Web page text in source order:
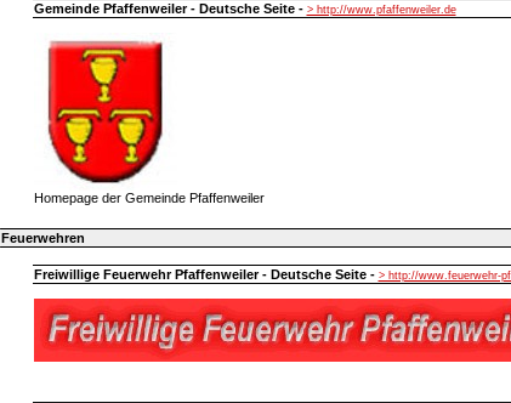
Gemeinde Pfaffenweiler - Deutsche Seite - > http://www.pfaffenweiler.de
Homepage der Gemeinde Pfaffenweiler
Feuerwehren
Freiwillige Feuerwehr Pfaffenweiler - Deutsche Seite - > http://www.feuerwehr-